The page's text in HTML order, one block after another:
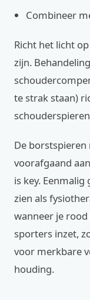
Combineer
Richt het licht
zijn.
te strak staan)
De
voorafgaand
is key.
zien als
wanneer je
sporters inzet,
voor merkbare
houding.